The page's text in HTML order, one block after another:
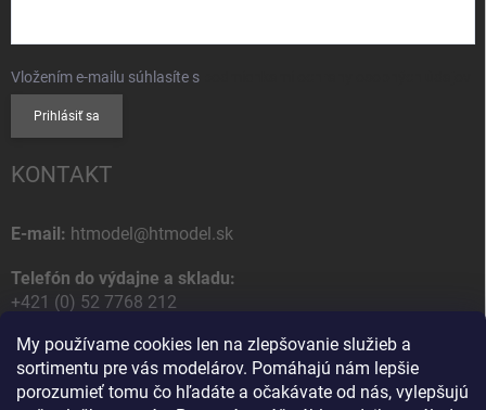
My používame cookies len na zlepšovanie služieb a
sortimentu pre vás modelárov. Pomáhajú nám lepšie
porozumieť tomu čo hľadáte a očakávate od nás, vylepšujú
Vložením e-mailu súhlasíte s
Prihlásiť sa
KONTAKT
E-mail: htmodel@htmodel.sk
Telefón do výdajne a skladu:
+421 (0) 52 7768 212
Poštová / Odberná adresa:
HT model
Na letisko 49